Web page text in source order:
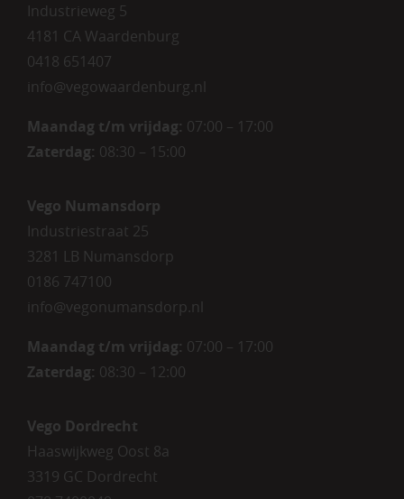
Industrieweg 5
4181 CA Waardenburg
0418 651407
info@vegowaardenburg.nl
Maandag t/m vrijdag: 07:00 – 17:00
Zaterdag: 08:30 – 15:00
Vego Numansdorp
Industriestraat 25
3281 LB Numansdorp
0186 747100
info@vegonumansdorp.nl
Maandag t/m vrijdag: 07:00 – 17:00
Zaterdag: 08:30 – 12:00
Vego Dordrecht
Haaswijkweg Oost 8a
3319 GC Dordrecht